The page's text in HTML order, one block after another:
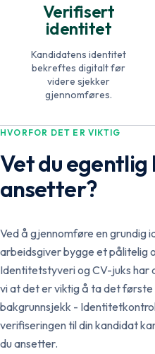
Verifisert
identitet
Kandidatens identitet
bekreftes digitalt før
videre sjekker
gjennomføres.
HVORFOR DET ER VIKTIG
Vet du egentlig
ansetter?
Ved å gjennomføre en grundig
arbeidsgiver bygge et pålitelig
Identitetstyveri og CV-juks
vi at det er viktig å ta det
bakgrunnsjekk -
verifiseringen til din kandidat
du ansetter.